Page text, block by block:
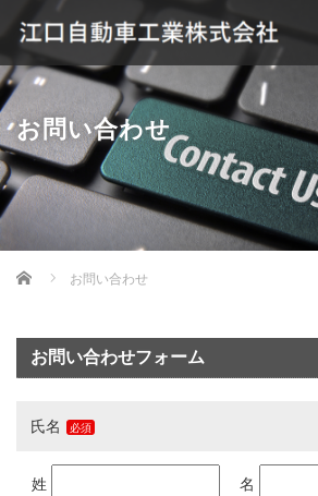
お問い合わせ
Home お問い合わせ
お問い合わせフォーム
氏名
姓 名